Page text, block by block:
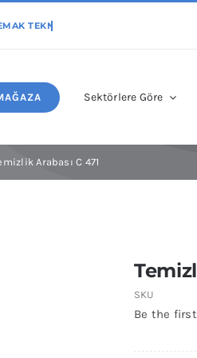
Sektörlere Göre
Arabası C 471
SKU
Be the